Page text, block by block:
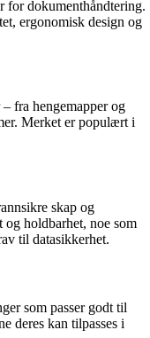
for dokumenthåndtering.
ergonomisk design og
fra hengemapper og
Merket er populært i
skap og
holdbarhet, noe som
til datasikkerhet.
som passer godt til
deres kan tilpasses i